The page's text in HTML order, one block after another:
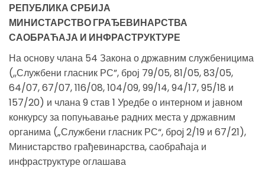
РЕПУБЛИКА СРБИЈА
МИНИСТАРСТВО ГРАЂЕВИНАРСТВА
САОБРАЋАЈА И ИНФРАСТРУКТУРЕ
На основу члана 54 Закона о државним службеницима
(,,Службени гласник РС”, број 79/05, 81/05, 83/05,
64/07, 67/07, 116/08, 104/09, 99/14, 94/17, 95/18 и
157/20) и члана 9 став 1 Уредбе о интерном и јавном
конкурсу за попуњавање радних места у државним
органима („Службени гласник РС“, брoj 2/19 и 67/21),
Министарство грађевинарства, саобраћаја и
инфраструктуре оглашава